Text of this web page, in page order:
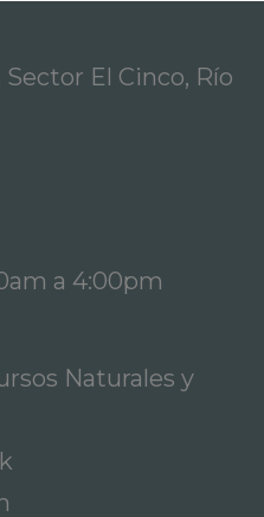
Sector El Cinco, Río
a 4:00pm
Naturales y